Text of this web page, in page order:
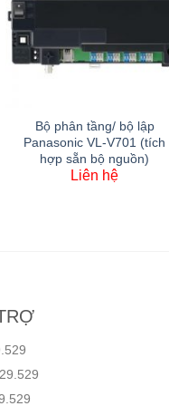
Bộ phân tầng/ bộ lập
Panasonic VL-V701 (tích
hợp sẵn bộ nguồn)
Liên hệ